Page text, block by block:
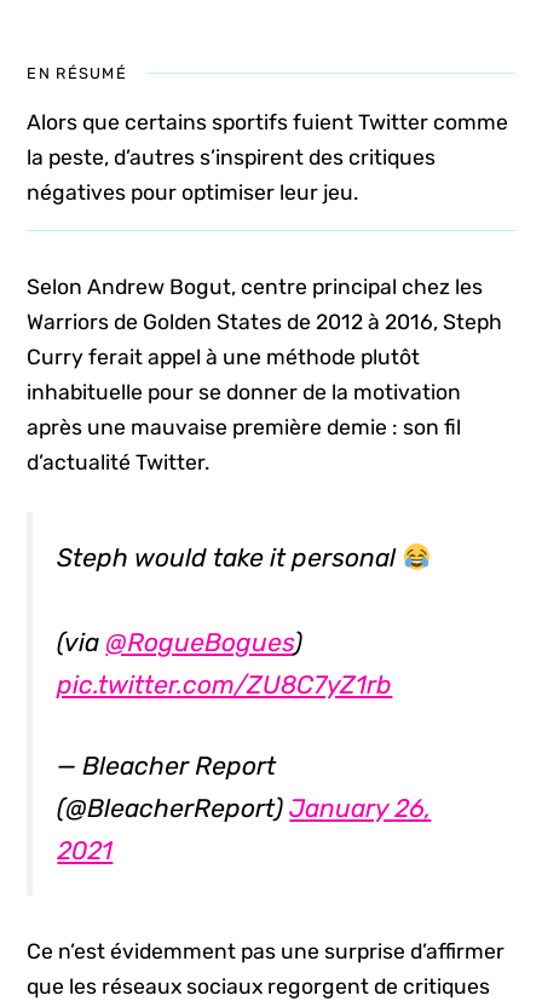
EN RÉSUMÉ
Alors que certains sportifs fuient Twitter comme
la peste, d’autres s’inspirent des critiques
négatives pour optimiser leur jeu.
Selon Andrew Bogut, centre principal chez les
Warriors de Golden States de 2012 à 2016, Steph
Curry ferait appel à une méthode plutôt
inhabituelle pour se donner de la motivation
après une mauvaise première demie : son fil
d’actualité Twitter.
Steph would take it personal
(via @RogueBogues)
pic.twitter.com/ZU8C7yZ1rb
— Bleacher Report
(@BleacherReport)January 26,
2021
Ce n’est évidemment pas une surprise d’affirmer
que les réseaux sociaux regorgent de critiques